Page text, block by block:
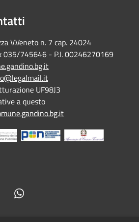
V.Veneto n. 7 cap. 24024
035/745646 - P.I. 00246270169
UF98J3
a questo